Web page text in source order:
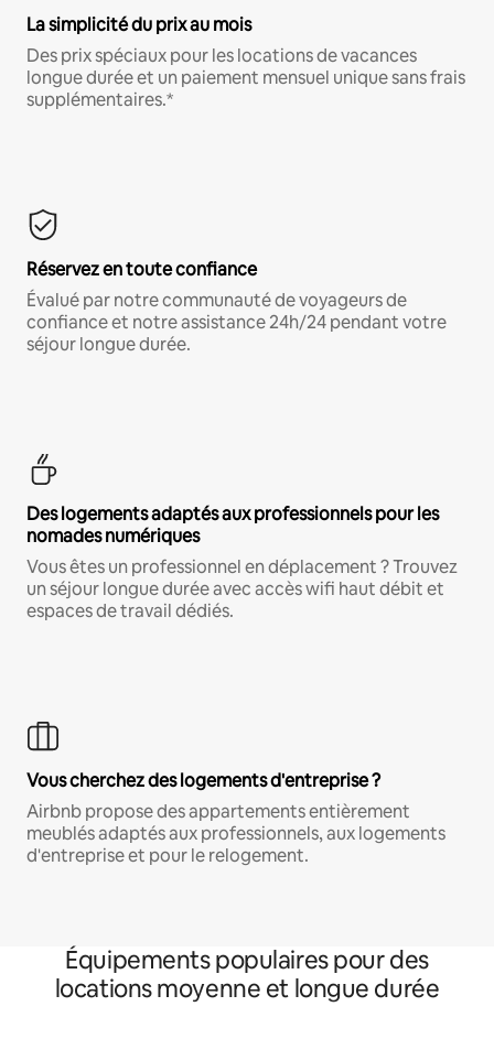
La simplicité du prix au mois
Des prix spéciaux pour les locations de vacances
longue durée et un paiement mensuel unique sans frais
supplémentaires.*
Réservez en toute confiance
Évalué par notre communauté de voyageurs de
confiance et notre assistance 24h/24 pendant votre
séjour longue durée.
Des logements adaptés aux professionnels pour les
nomades numériques
Vous êtes un professionnel en déplacement ? Trouvez
un séjour longue durée avec accès wifi haut débit et
espaces de travail dédiés.
Vous cherchez des logements d'entreprise ?
Airbnb propose des appartements entièrement
meublés adaptés aux professionnels, aux logements
d'entreprise et pour le relogement.
Équipements populaires pour des
locations moyenne et longue durée